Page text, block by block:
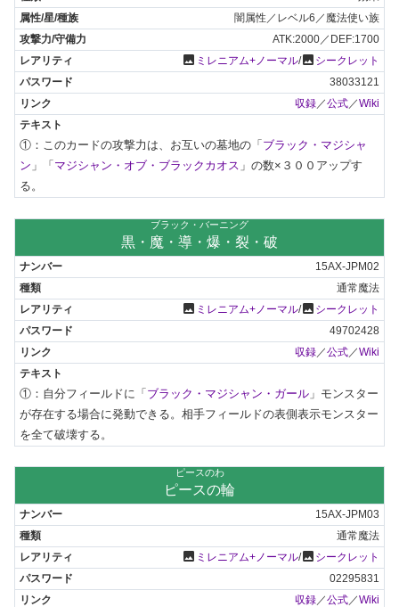
闇属性／レベル6／魔法使い族
ATK:2000／DEF:1700
photo ミレニアム+ノーマル/photo シークレット
38033121
収録／公式／Wiki
①：このカードの攻撃力は、お互いの墓地の「 ブラック・マジシャ
ン 」「 マジシャン・オブ・ブラックカオス 」の数×３００アップす
る。
ブラック・バーニング
黒・魔・導・爆・裂・破
15AX-JPM02
通常魔法
photo ミレニアム+ノーマル/photo シークレット
49702428
収録 ／公式 ／Wiki
①：自分フィールドに「ブラック・マジシャン・ガール 」モンスター
が存在する場合に発動できる。相手フィールドの表側表示モンスター
を全て破壊する。
ピースのわ
ピースの輪
15AX-JPM03
通常魔法
photo ミレニアム+ノーマル/photo シークレット
02295831
収録／公式／Wiki